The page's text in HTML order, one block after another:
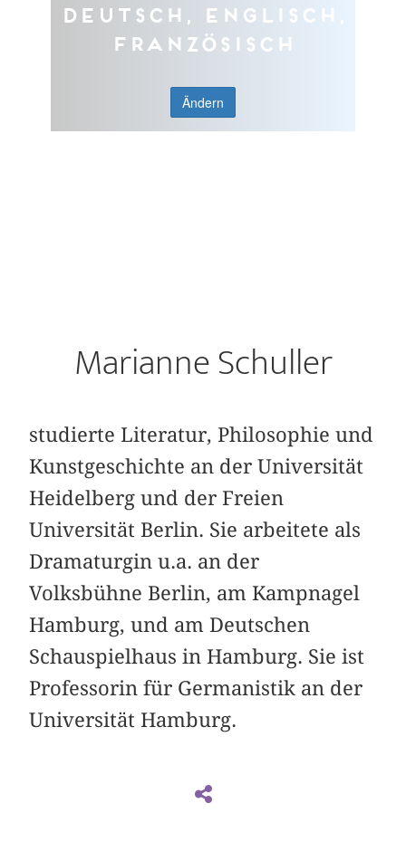
Deutsch, Englisch,
Französisch
Ändern
Marianne Schuller
studierte Literatur, Philosophie und
Kunstgeschichte an der Universität
Heidelberg und der Freien
Universität Berlin. Sie arbeitete als
Dramaturgin u.a. an der
Volksbühne Berlin, am Kampnagel
Hamburg, und am Deutschen
Schauspielhaus in Hamburg. Sie ist
Professorin für Germanistik an der
Universität Hamburg.